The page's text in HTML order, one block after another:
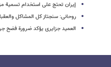
إیران تحتج علی استخدام تسمیة
روحانی: سنجتاز کل المشاکل
العمید جزایری یؤکد ضرورة فضح